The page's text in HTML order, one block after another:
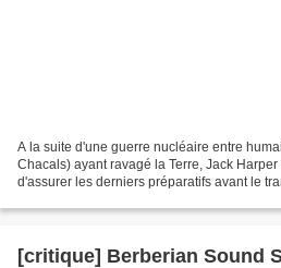
A la suite d'une guerre nucléaire entre
Chacals) ayant ravagé la Terre, Jack
d'assurer les derniers préparatifs avant le
[critique] Berberian Sound